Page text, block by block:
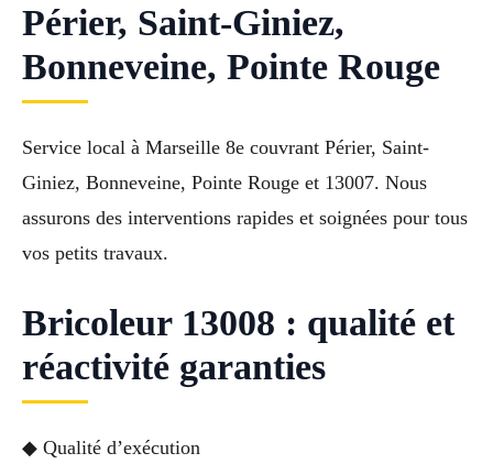
Périer, Saint-Giniez,
Bonneveine, Pointe Rouge
Service local à Marseille 8e couvrant Périer, Saint-
Giniez, Bonneveine, Pointe Rouge et 13007. Nous
assurons des interventions rapides et soignées pour tous
vos petits travaux.
Bricoleur 13008 : qualité et
réactivité garanties
◆ Qualité d’exécution